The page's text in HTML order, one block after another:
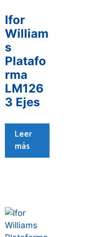
Ifor
William
s
Platafo
rma
LM126
3 Ejes
Leer
más